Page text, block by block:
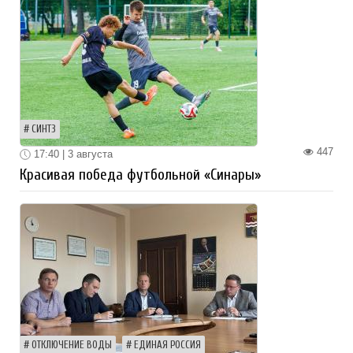
СИНТЗ
447
17:40 | 3 августа
Красивая победа футбольной «Синары»
ОТКЛЮЧЕНИЕ ВОДЫ ЕДИНАЯ РОССИЯ